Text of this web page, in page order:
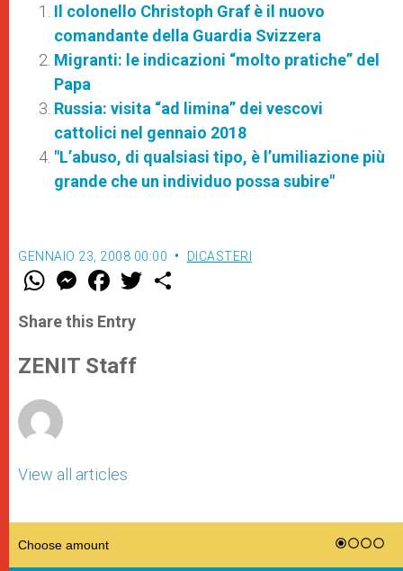
Il colonello Christoph Graf è il nuovo
comandante della Guardia Svizzera
Migranti: le indicazioni “molto pratiche” del
Papa
Russia: visita “ad limina” dei vescovi
cattolici nel gennaio 2018
"L’abuso, di qualsiasi tipo, è l’umiliazione più
grande che un individuo possa subire"
GENNAIO 23, 2008 00:00 DICASTERI
W
t
s
p
p
M
e
s
e
g
e
F
a
e
b
o
k
w
Share this Entry
ZENIT Staff
View all articles